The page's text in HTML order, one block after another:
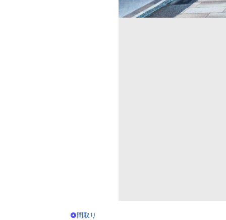
間取り